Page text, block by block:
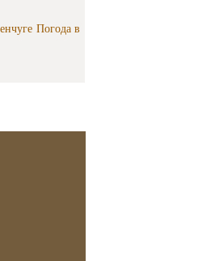
Погода в